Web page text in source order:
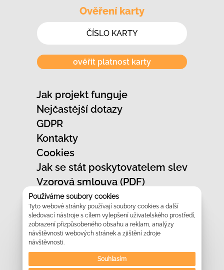
Používáme soubory cookies
Tyto webové stránky používají soubory cookies a další
sledovací nástroje s cílem vylepšení uživatelského prostředí,
zobrazení přizpůsobeného obsahu a reklam, analýzy
návštěvnosti webových stránek a zjištění zdroje
návštěvnosti.
Souhlasím
Jak projekt funguje
Nejčastější dotazy
GDPR
Kontakty
Cookies
Jak se stát poskytovatelem slev
Ověření karty
ověřit platnost karty
Vzorová smlouva (PDF)
Jak označit provozovnu
Vzhled slevových karet
Prezentace projektu
Kontakt na obchodní zástupce
Logo ke stažení